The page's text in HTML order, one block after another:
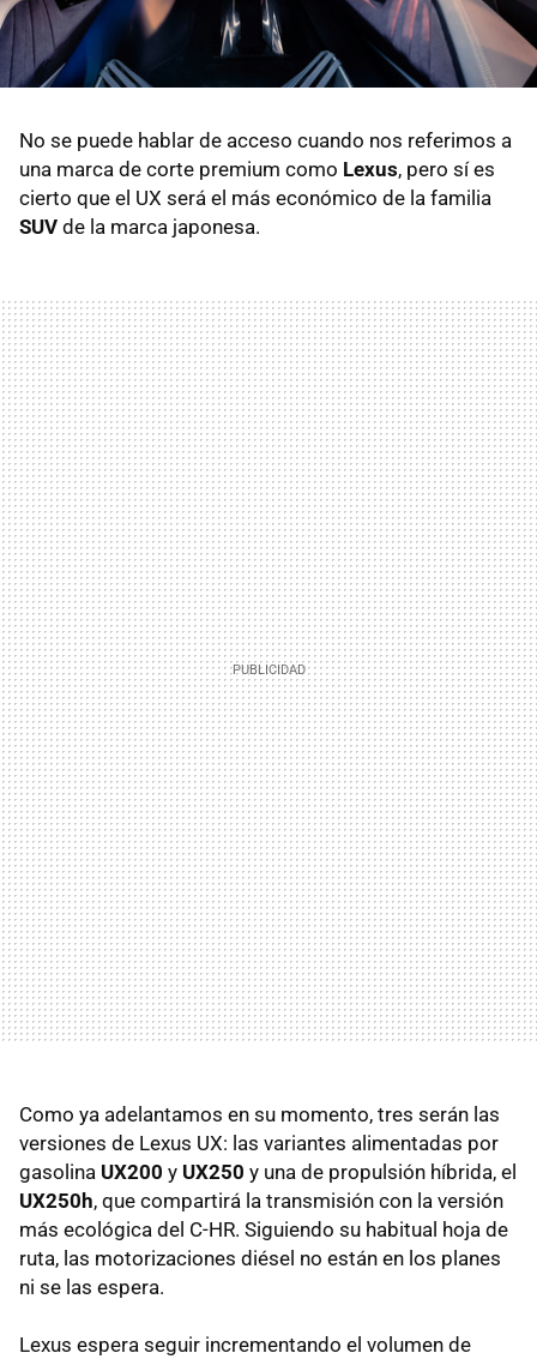
No se puede hablar de acceso cuando nos referimos a
una marca de corte premium como Lexus, pero sí es
cierto que el UX será el más económico de la familia
SUV de la marca japonesa.
Como ya adelantamos en su momento, tres serán las
versiones de Lexus UX: las variantes alimentadas por
gasolina UX200 y UX250 y una de propulsión híbrida, el
UX250h, que compartirá la transmisión con la versión
más ecológica del C-HR. Siguiendo su habitual hoja de
ruta, las motorizaciones diésel no están en los planes
ni se las espera.
Lexus espera seguir incrementando el volumen de